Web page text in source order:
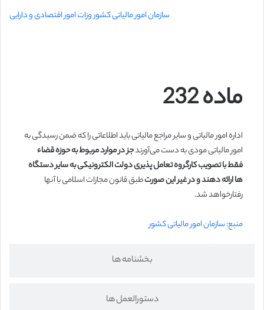
سازمان امور مالیاتی کشور وزات امور اقتصادی و دارایی
بخشنامه ها
دستورالعمل ها
ماده 232
ادارهامور مالیاتی و سایر مراجع مالیاتی باید اطلاعاتی را که ضمن رسیدگی به
امور مالیاتی مودی به دست می‌آورندجز در موارد مربوط به حوزه قضاء
فقط با تصویب کارگروه تعامل پذیری دولت الکترونیکی به سایر دستگاه
ها ارائه دهند و در غیر این صورتطبق قانون مجازات اسلامی با آنها
رفتار‌خواهد شد.
منبع: سازمان امور مالیاتی کشور